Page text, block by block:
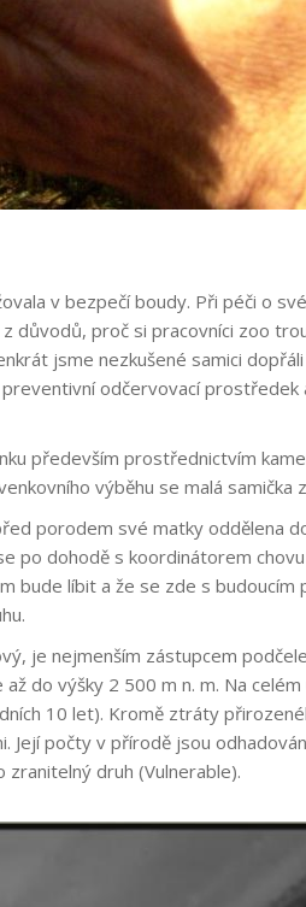
v bezpečí boudy. Při péči o
důvodů, proč si pracovníci zoo
jsme nezkušené samici
odčervovací
především prostřednictvím
výběhu se malá samička
porodem své matky oddělena
po dohodě s koordinátorem
bude líbit a že se zde s
je nejmenším zástupcem
do výšky 2 500 m n. m. Na
10 let). Kromě ztráty
Její počty v přírodě jsou
druh (Vulnerable).